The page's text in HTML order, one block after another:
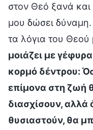
στον Θεό ξανά
μου δώσει δύναμη.
τα λόγια του Θεού
μοιάζει με
κορμό δέντρου:
επίμονα στη ζωή
διασχίσουν, αλλά
θυσιαστούν, θα